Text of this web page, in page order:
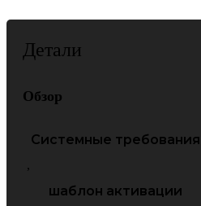
Детали
Обзор
Системные требования
,
шаблон активации